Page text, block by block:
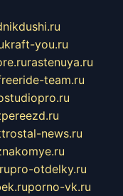
kraft-you.ru
rastenuya.ru
team.ru
news.ru
pro-otdelky.ru
porno-vk.ru